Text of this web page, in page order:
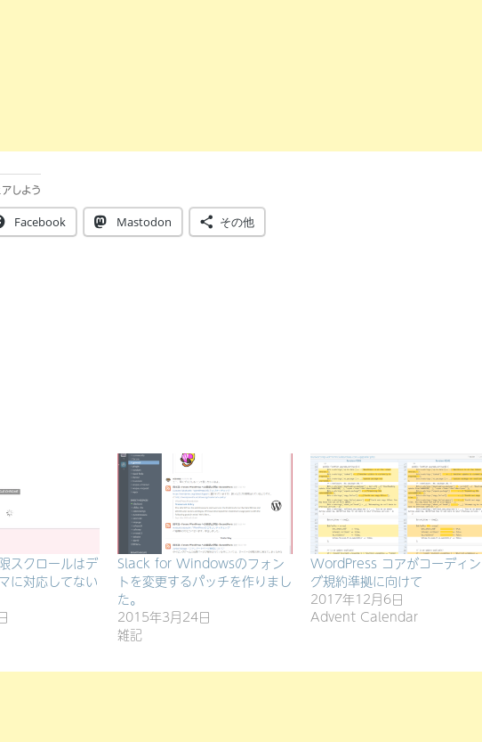
しよう
Facebook Mastodon その他
スクロールはデ
に対応してない
Slack for Windowsのフォン
トを変更するパッチを作りまし
た。
2015年3月24日
雑記
WordPress コアがコーディン
グ規約準拠に向けて
2017年12月6日
Advent Calendar